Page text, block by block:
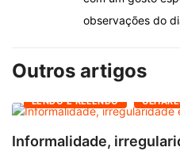
observações do
Outros artigos
LENDO E RELENDO
Informalidade,